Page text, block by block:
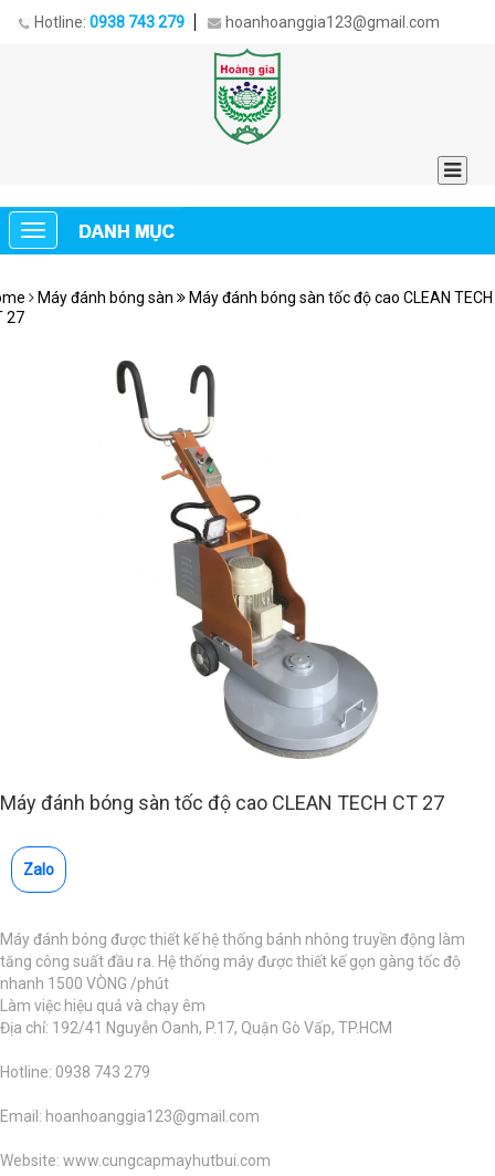
Hotline: 0938 743 279 hoanhoanggia123@gmail.com
Máy đánh bóng sàn
Máy đánh bóng sàn tốc độ cao CLEAN TECH
27
Máy đánh bóng sàn tốc độ cao CLEAN TECH CT 27
Zalo
Máy đánh bóng được thiết kế hệ thống bánh nhông truyền động làm
tăng công suất đầu ra. Hệ thống máy được thiết kế gọn gàng tốc độ
nhanh 1500 VÒNG /phút
Làm việc hiệu quả và chạy êm
Địa chỉ: 192/41 Nguyễn Oanh, P.17, Quận Gò Vấp, TP.HCM
Hotline: 0938 743 279
Email: hoanhoanggia123@gmail.com
Website: www.cungcapmayhutbui.com